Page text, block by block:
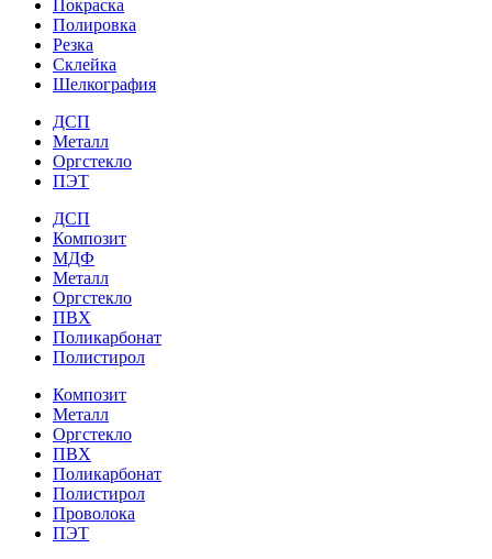
Покраска
Полировка
Резка
Склейка
Шелкография
ДСП
Металл
Оргстекло
ПЭТ
ДСП
Композит
МДФ
Металл
Оргстекло
ПВХ
Поликарбонат
Полистирол
Композит
Металл
Оргстекло
ПВХ
Поликарбонат
Полистирол
Проволока
ПЭТ